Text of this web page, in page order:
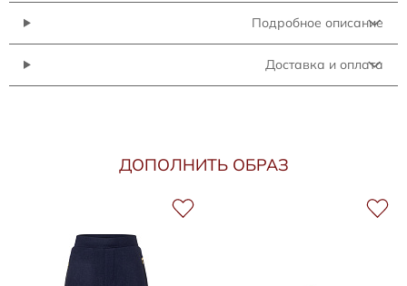
Подробное описание
Доставка и оплата
ДОПОЛНИТЬ ОБРАЗ